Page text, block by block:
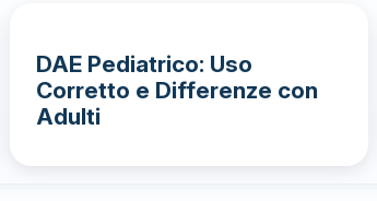
DAE Pediatrico: Uso
Corretto e Differenze con
Adulti